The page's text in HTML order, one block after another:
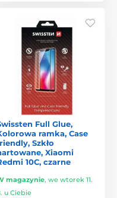
Full Glue,
ramka, Case
Szkło
Xiaomi
10C, czarne
magazynie, we wtorek 11.
u Ciebie